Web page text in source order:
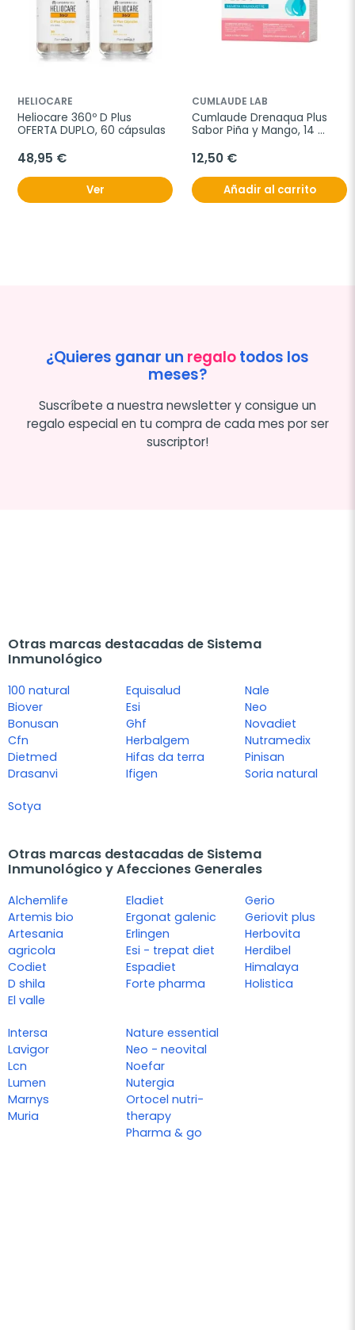
HELIOCARE
Heliocare 360º D Plus
OFERTA DUPLO, 60 cápsulas
48,95 €
Ver
CUMLAUDE LAB
Cumlaude Drenaqua Plus
Sabor Piña y Mango, 14
12,50 €
Añadir al carrito
¿Quieres ganar un regalotodos los
meses?
Suscríbete a nuestra newsletter y consigue un
regalo especial en tu compra de cada mes por ser
suscriptor!
Otras marcas destacadas de Sistema
Inmunológico
100 natural
Biover
Bonusan
Cfn
Dietmed
Drasanvi
Equisalud
Esi
Ghf
Herbalgem
Hifas da terra
Ifigen
Nale
Neo
Novadiet
Nutramedix
Pinisan
Soria natural
Sotya
Otras marcas destacadas de Sistema
Inmunológico y Afecciones Generales
Alchemlife
Artemis bio
Artesania
agricola
Codiet
D shila
El valle
Eladiet
Ergonat galenic
Erlingen
Esi - trepat diet
Espadiet
Forte pharma
Gerio
Geriovit plus
Herbovita
Herdibel
Himalaya
Holistica
Intersa
Lavigor
Lcn
Lumen
Marnys
Muria
Nature essential
Neo - neovital
Noefar
Nutergia
Ortocel nutri-
therapy
Pharma & go